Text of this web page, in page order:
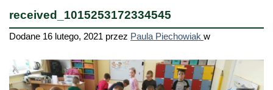
received_1015253172334545
Dodane 16 lutego, 2021 przez Paula Piechowiak w